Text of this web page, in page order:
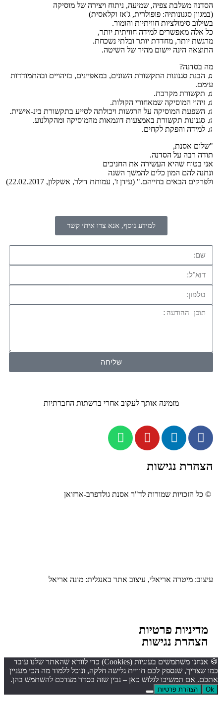
משלבת צפיה, שמיעה, ניתוח ויצירה של מוסיקה
סגנונותיה: פופולרית, ג'אז וקלאסית)
סימולציות חוויתיות והומור.
אלה מאפשרים למידה חוויתית יותר,
יותר, מחדדת יותר ובלתי נשכחת.
הינה יישום מהיר של השיטה.
בסדנה?
הבנת סגנונות התקשורת השונים, במאפיינים, בזיהויים ובהתמודדות
תקשורת מקרבת.
זיהוי המוסיקה שמאחורי הקולות.
השפעת המוסיקה על הרגשות ויכולתה לסייע בתקשורת בינ-אישית.
סגנונות תקשורת באמצעות דוגמאות מהמוסיקה ומהקולנוע.
למידה והפקת לקחים.
אסנת,
רבה על הסדנה.
בטוח שהיא העשירה את החניכים
להם המון כלים להמשך השנה
הבאים בחייהם." (עידן ז', עמותת דילר, אשקלון, 22.02.2017)
למידע נוסף, אנא צרו איתי קשר
שליחה
מזמינה אותך לעקוב אחרי ברשתות החברתיות
נגישות
כל הזכויות שמורות לד"ר אסנת גולדפרב-ארזואן
מיטרה אריאלי, עיצוב אתר באנגלית: מונה אריאל
מדיניות פרטיות
הצהרת נגישות
🍪 אנחנו משתמשים בעוגיות (Cookies) כדי לוודא שהאתר שלנו עובד
שצריך, שנספק לכם חוויית גלישה חלקה, ונוכל ללמוד מה הכי מעניין
אם תמשיכו לגלוש כאן – נבין שזה בסדר מצדכם להשתמש בהן.
הצהרת פרטיות